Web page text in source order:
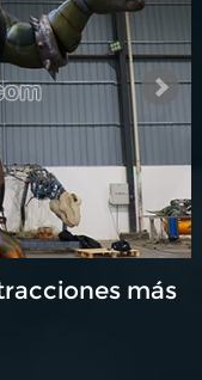
más